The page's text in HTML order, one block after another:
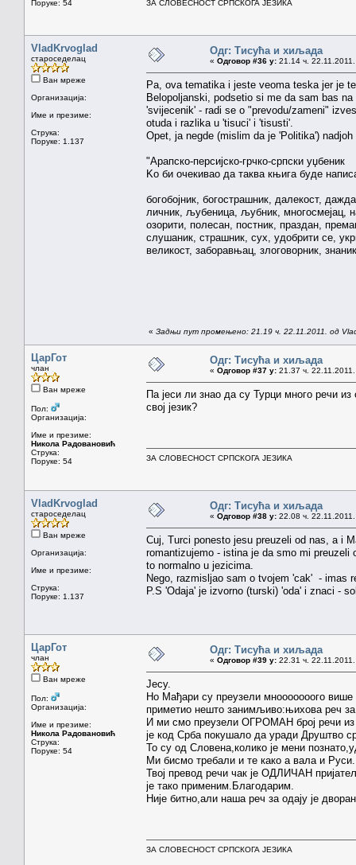
Поруке: 54 ЗА СЛОВЕСНОСТ СРПСКОГА ЈЕЗИКА
VladKrvoglad
староседелац
Ван мреже
Организација:
Име и презиме:
Струка:
Поруке: 1.137
Одг: Тисућа и хиљада
« Одговор #36 у: 21.14 ч.
Pa, ova tematika i jeste veoma teska jer je
Belopoljanski, podsetio si me da sam bas
'svijecenik' - radi se o "prevodu/zameni"
otuda i razlika u 'tisuci' i 'tisusti'.
Opet, ja negde (mislim da je 'Politika') nadjoh
"Арапско-персијско-грчко-српски уџбеник
Kо би очекивао да таква књига буде
богобојник, богострашник, далекост,
личник, љубеница, љубник, многосмејац,
озорити, полесан, постник, праздан,
слушаник, страшник, сух, удобрити се,
великост, заборавњац, злоговорник,
« Задњи пут промењено: 21.19 ч. 22.11.2011. од
ЦарГот
члан
Ван мреже
Пол:
Организација:
Име и презиме:
Никола Радовановић
Струка:
Поруке: 54
Одг: Тисућа и хиљада
« Одговор #37 у: 21.37 ч.
Па јеси ли знао да су Турци много речи
свој језик?
ЗА СЛОВЕСНОСТ СРПСКОГА ЈЕЗИКА
VladKrvoglad
староседелац
Ван мреже
Организација:
Име и презиме:
Струка:
Поруке: 1.137
Одг: Тисућа и хиљада
« Одговор #38 у: 22.08 ч.
Cuj, Turci ponesto jesu preuzeli od nas, a i
romantizujemo - istina je da smo mi
to normalno u jezicima.
Nego, razmisljao sam o tvojem 'cak' - imas
P.S 'Odaja' je izvorno (turski) 'oda' i znaci -
ЦарГот
члан
Ван мреже
Пол:
Организација:
Име и презиме:
Никола Радовановић
Струка:
Поруке: 54
Одг: Тисућа и хиљада
« Одговор #39 у: 22.31 ч.
Јесу.
Но Мађари су преузели мнооооооого
приметио нешто занимљиво:њихова реч
И ми смо преузели ОГРОМАН број речи из
је код Срба покушало да уради Друштво
То су од Словена,колико је мени
Ми бисмо требали и те како а вала и Руси.
Твој превод речи чак је ОДЛИЧАН
је тако применим.Благодарим.
Није битно,али наша реч за одају је
ЗА СЛОВЕСНОСТ СРПСКОГА ЈЕЗИКА